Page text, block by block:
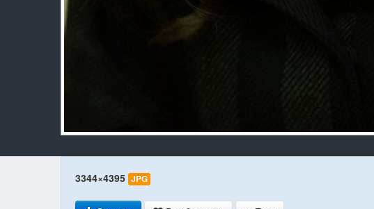
3344×4395 JPG